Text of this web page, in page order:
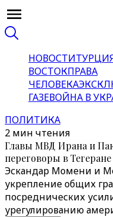
НОВОСТИ
ВОСТОКПРАВА
ЧЕЛОВЕКА
ГАЗЕВОЙНА В
ПОЛИТИКА
2 мин чтения
Главы МВД Ирана и
переговоры в Тегеране
Эскандар Момени и
укрепление общих
посреднических
урегулированию